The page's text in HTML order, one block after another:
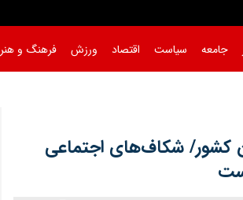
جامعه سیاست اقتصاد ورزش فرهنگ و هنر
کشور/ شکاف‌های اجتماعی